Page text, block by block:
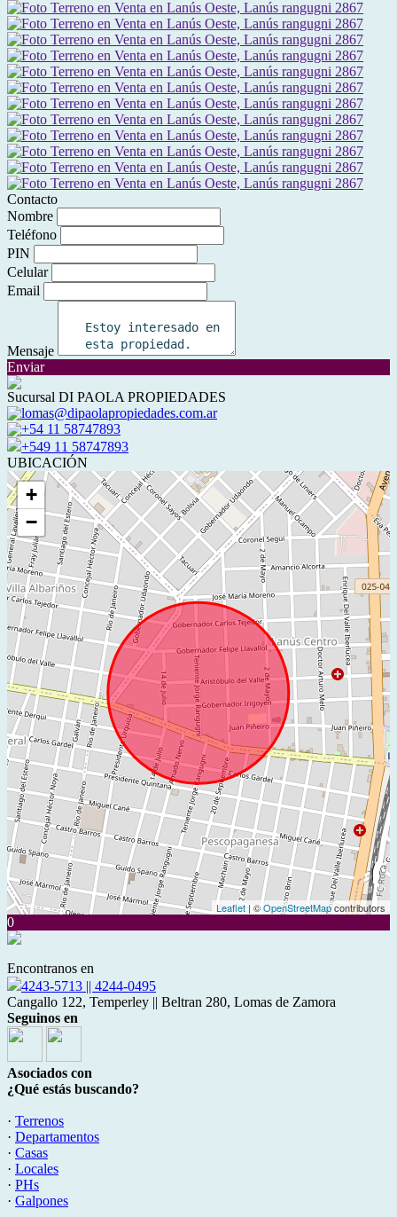
Contacto
Nombre
Teléfono
PIN
Celular
Email
Mensaje
Enviar
Sucursal DI PAOLA PROPIEDADES
lomas@dipaolapropiedades.com.ar
+54 11 58747893
+549 11 58747893
UBICACIÓN
+
−
Leaflet | ©OpenStreetMapcontributors
0
Encontranos en
4243-5713 || 4244-0495
Cangallo 122, Temperley || Beltran 280, Lomas de Zamora
Seguinos en
Asociados con
¿Qué estás buscando?
· Terrenos
· Departamentos
· Casas
· Locales
· PHs
· Galpones